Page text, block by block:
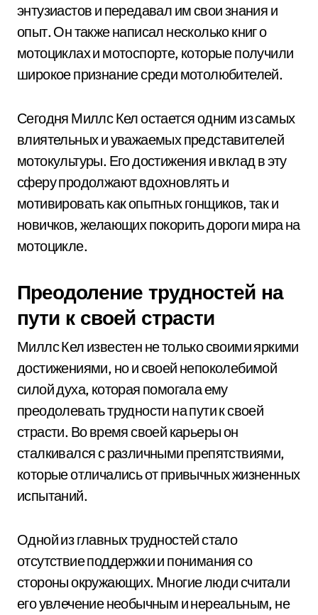
энтузиастов и передавал им свои знания и
опыт. Он также написал несколько книг о
мотоциклах и мотоспорте, которые получили
широкое признание среди мотолюбителей.
Сегодня Миллс Кел остается одним из самых
влиятельных и уважаемых представителей
мотокультуры. Его достижения и вклад в эту
сферу продолжают вдохновлять и
мотивировать как опытных гонщиков, так и
новичков, желающих покорить дороги мира на
мотоцикле.
Преодоление трудностей на
пути к своей страсти
Миллс Кел известен не только своими яркими
достижениями, но и своей непоколебимой
силой духа, которая помогала ему
преодолевать трудности на пути к своей
страсти. Во время своей карьеры он
сталкивался с различными препятствиями,
которые отличались от привычных жизненных
испытаний.
Одной из главных трудностей стало
отсутствие поддержки и понимания со
стороны окружающих. Многие люди считали
его увлечение необычным и нереальным, не